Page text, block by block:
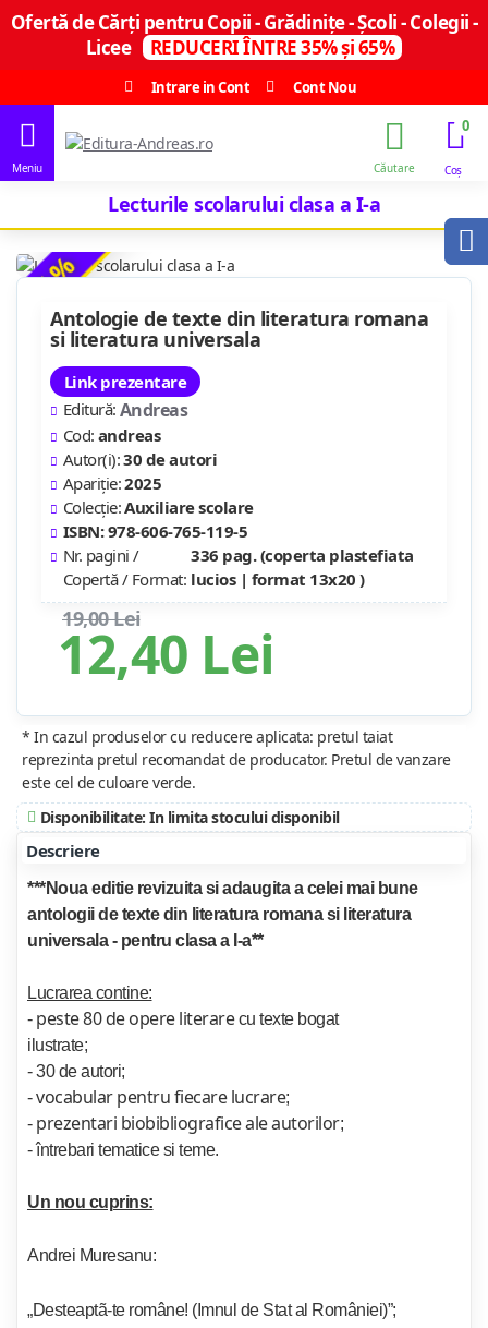
Ofertă de Cărți pentru Copii - Grădinițe - Școli - Colegii -
Licee
REDUCERI ÎNTRE 35% și 65%
Intrare in Cont
Cont Nou
0
Lecturile scolarului clasa a I-a
-35 %
12,40 Lei
19,00 Lei
Antologie de texte din literatura romana
si literatura universala
Link prezentare
Editură: Andreas
Cod: andreas
Autor(i):30 de autori
Apariție:2025
Colecție:Auxiliare scolare
ISBN: 978-606-765-119-5
Nr. pagini /
Copertă / Format:
336 pag. (coperta plastefiata
lucios | format 13x20 )
* In cazul produselor cu reducere aplicata: pretul taiat
reprezinta pretul recomandat de producator. Pretul de vanzare
este cel de culoare verde.
Disponibilitate: In limita stocului disponibil
Descriere
***Noua editie revizuita si adaugita a celei mai bune
antologii de texte din literatura romana si literatura
universala - pentru clasa a I-a**
Lucrarea contine:
- peste 80 de opere literarecu texte bogat
ilustrate;
- 30 de autori;
-vocabular pentru fiecare lucrare;
- prezentari biobibliografice ale autorilor;
- întrebari tematice si teme.
Un nou cuprins:
Andrei Muresanu:
„Desteaptã-te române! (Imnul de Stat al României)”;